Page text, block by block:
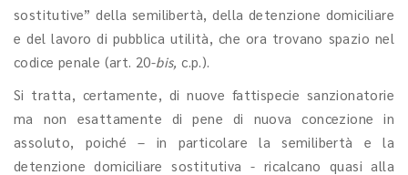
sostitutive” della semilibertà, della detenzione domiciliare
e del lavoro di pubblica utilità, che ora trovano spazio nel
codice penale (art. 20-bis,c.p.).
Si tratta, certamente, di nuove fattispecie sanzionatorie
ma non esattamente di pene di nuova concezione in
assoluto, poiché – in particolare la semilibertà e la
detenzione domiciliare sostitutiva - ricalcano quasi alla